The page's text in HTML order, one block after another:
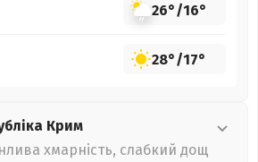
26°/16°
28°/17°
Крим
хмарність, слабкий дощ